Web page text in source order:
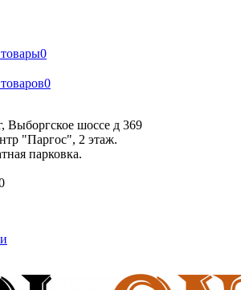
0
0
Выборгское шоссе д 369
"Паргос", 2 этаж.
парковка.